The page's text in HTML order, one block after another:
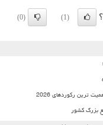
(1)
(0)
ترین رکوردهای 2026
بزرگ کشور